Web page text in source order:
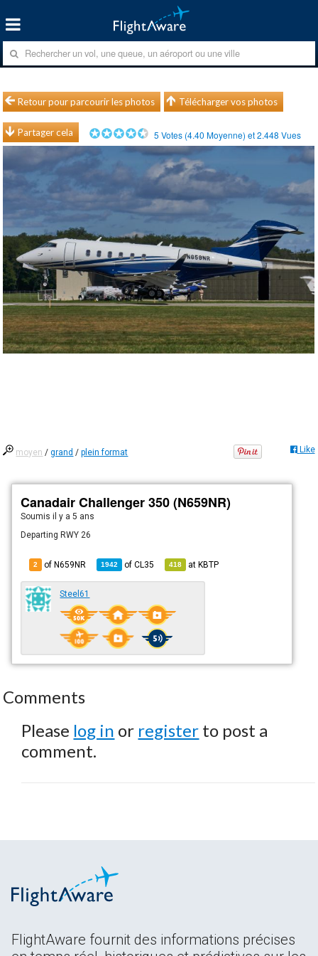
Retour pour parcourir les photos Télécharger vos photos
Partager cela 5 Votes (4.40 Moyenne) et2.448 Vues
moyen /grand /plein format Like
Canadair Challenger 350 (N659NR)
Soumisil y a 5 ans
Departing RWY 26
2 of N659NR 1942 ofCL35 418 atKBTP
Steel61
Comments
Please log in or register to post a
comment.
FlightAware fournit des informations précises